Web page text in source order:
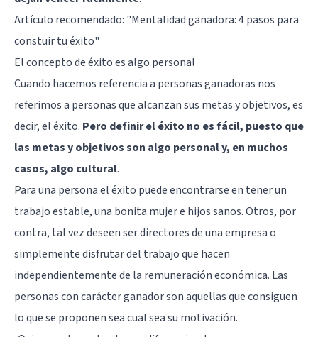
Artículo recomendado: "Mentalidad ganadora: 4 pasos para
constuir tu éxito"
El concepto de éxito es algo personal
Cuando hacemos referencia a personas ganadoras nos
referimos a personas que alcanzan sus metas y objetivos, es
decir, el éxito. Pero definir el éxito no es fácil, puesto que
las metas y objetivos son algo personal y, en muchos
casos, algo cultural.
Para una persona el éxito puede encontrarse en tener un
trabajo estable, una bonita mujer e hijos sanos. Otros, por
contra, tal vez deseen ser directores de una empresa o
simplemente disfrutar del trabajo que hacen
independientemente de la remuneración económica. Las
personas con carácter ganador son aquellas que consiguen
lo que se proponen sea cual sea su motivación.